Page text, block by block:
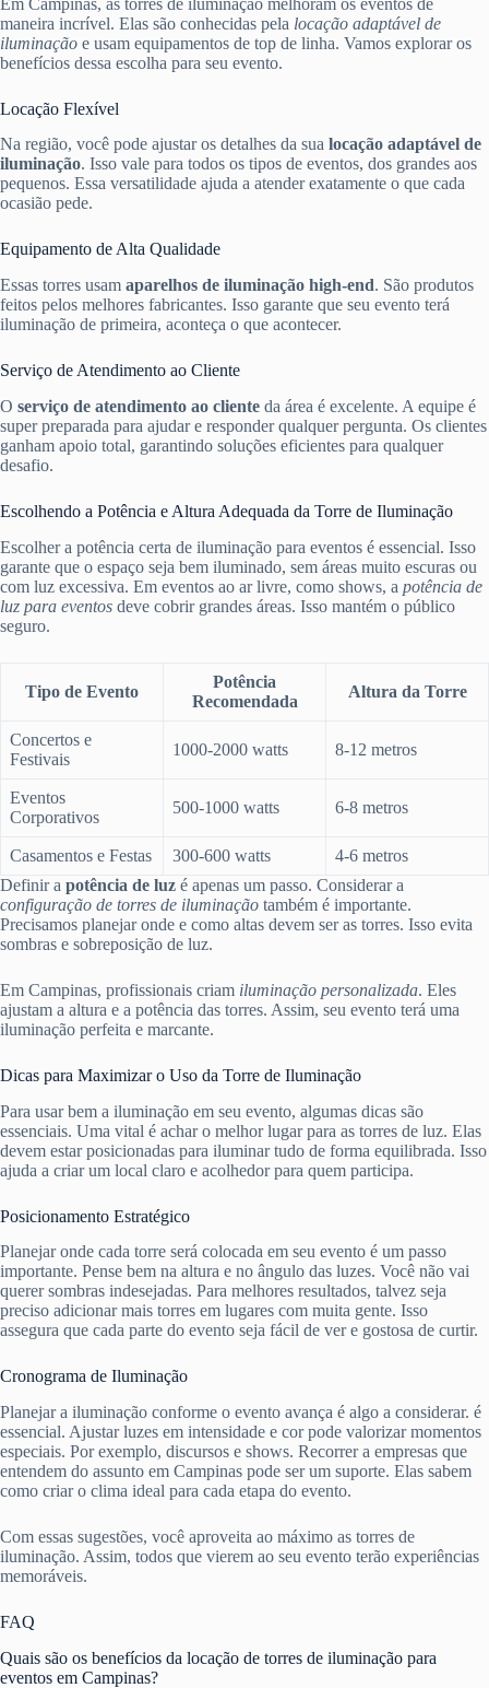
maneira incrível. Elas são conhecidas pela locação adaptável de
iluminação e usam equipamentos de top de linha. Vamos explorar os
benefícios dessa escolha para seu evento.
Locação Flexível
Na região, você pode ajustar os detalhes da sua locação adaptável de
iluminação. Isso vale para todos os tipos de eventos, dos grandes aos
pequenos. Essa versatilidade ajuda a atender exatamente o que cada
ocasião pede.
Equipamento de Alta Qualidade
Essas torres usam aparelhos de iluminação high-end. São produtos
feitos pelos melhores fabricantes. Isso garante que seu evento terá
iluminação de primeira, aconteça o que acontecer.
Serviço de Atendimento ao Cliente
O serviço de atendimento ao cliente da área é excelente. A equipe é
super preparada para ajudar e responder qualquer pergunta. Os clientes
ganham apoio total, garantindo soluções eficientes para qualquer
desafio.
Escolhendo a Potência e Altura Adequada da Torre de Iluminação
Escolher a potência certa de iluminação para eventos é essencial. Isso
garante que o espaço seja bem iluminado, sem áreas muito escuras ou
com luz excessiva. Em eventos ao ar livre, como shows, a potência de
luz para eventos deve cobrir grandes áreas. Isso mantém o público
seguro.
Tipo de Evento
Potência
Recomendada
Altura da Torre
Concertos e
Festivais
1000-2000 watts 8-12 metros
Eventos
Corporativos
500-1000 watts 6-8 metros
Casamentos e Festas 300-600 watts
4-6 metros
Definir a potência de luz é apenas um passo. Considerar a
configuração de torres de iluminação também é importante.
Precisamos planejar onde e como altas devem ser as torres. Isso evita
sombras e sobreposição de luz.
Em Campinas, profissionais criam iluminação personalizada. Eles
ajustam a altura e a potência das torres. Assim, seu evento terá uma
iluminação perfeita e marcante.
Dicas para Maximizar o Uso da Torre de Iluminação
Para usar bem a iluminação em seu evento, algumas dicas são
essenciais. Uma vital é achar o melhor lugar para as torres de luz. Elas
devem estar posicionadas para iluminar tudo de forma equilibrada. Isso
ajuda a criar um local claro e acolhedor para quem participa.
Posicionamento Estratégico
Planejar onde cada torre será colocada em seu evento é um passo
importante. Pense bem na altura e no ângulo das luzes. Você não vai
querer sombras indesejadas. Para melhores resultados, talvez seja
preciso adicionar mais torres em lugares com muita gente. Isso
assegura que cada parte do evento seja fácil de ver e gostosa de curtir.
Cronograma de Iluminação
Planejar a iluminação conforme o evento avança é algo a considerar. é
essencial. Ajustar luzes em intensidade e cor pode valorizar momentos
especiais. Por exemplo, discursos e shows. Recorrer a empresas que
entendem do assunto em Campinas pode ser um suporte. Elas sabem
como criar o clima ideal para cada etapa do evento.
Com essas sugestões, você aproveita ao máximo as torres de
iluminação. Assim, todos que vierem ao seu evento terão experiências
memoráveis.
FAQ
Quais são os benefícios da locação de torres de iluminação para
eventos em Campinas?